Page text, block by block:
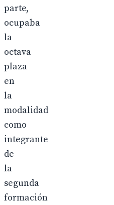
parte,
ocupaba
la
octava
plaza
en
la
modalidad
como
integrante
de
la
segunda
formación